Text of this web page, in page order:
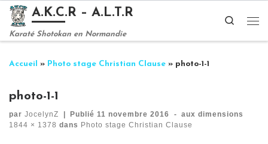
Passer au contenu
A.K.C.R – A.L.T.R
Karaté Shotokan en Normandie
Search
Accueil » Photo stage Christian Clause » photo-1-1
photo-1-1
par JocelynZ Publié11 novembre 2016 - aux dimensions
1844 × 1378 dans Photo stage Christian Clause